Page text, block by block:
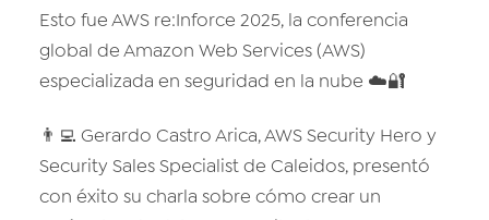
Esto fue AWS re:Inforce 2025, la conferencia
global de Amazon Web Services (AWS)
especializada en seguridad en la nube ☁️🔐
👨‍💻 Gerardo Castro Arica, AWS Security Hero y
Security Sales Specialist de Caleidos, presentó
con éxito su charla sobre cómo crear un